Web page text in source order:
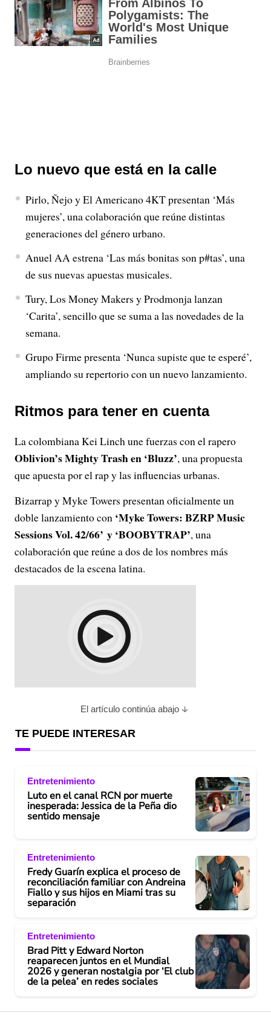
Lo nuevo que está en la calle
Pirlo, Ñejo y El Americano 4KT presentan ‘Más
mujeres’, una colaboración que reúne distintas
generaciones del género urbano.
Anuel AA estrena ‘Las más bonitas son p#tas’, una
de sus nuevas apuestas musicales.
Tury, Los Money Makers y Prodmonja lanzan
‘Carita’, sencillo que se suma a las novedades de la
semana.
Grupo Firme presenta ‘Nunca supiste que te esperé’,
ampliando su repertorio con un nuevo lanzamiento.
Ritmos para tener en cuenta
La colombiana Kei Linch une fuerzas con el rapero
Oblivion’s Mighty Trash en ‘Bluzz’, una propuesta
que apuesta por el rap y las influencias urbanas.
Bizarrap y Myke Towers presentan oficialmente un
doble lanzamiento con ‘Myke Towers: BZRP Music
Sessions Vol. 42/66’ y ‘BOOBYTRAP’, una
colaboración que reúne a dos de los nombres más
destacados de la escena latina.
El artículo continúa abajo
TE PUEDE INTERESAR
Entretenimiento
Luto en el canal RCN por muerte
inesperada: Jessica de la Peña dio
sentido mensaje
Entretenimiento
Fredy Guarín explica el proceso de
reconciliación familiar con Andreina
Fiallo y sus hijos en Miami tras su
separación
Entretenimiento
Brad Pitt y Edward Norton
reaparecen juntos en el Mundial
2026 y generan nostalgia por ‘El club
de la pelea’ en redes sociales